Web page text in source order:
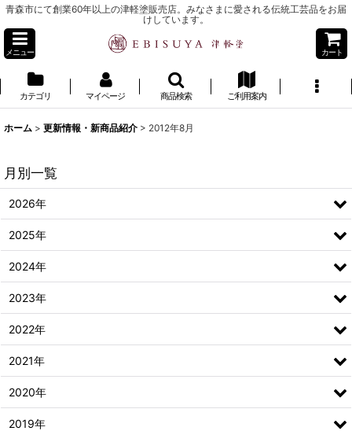
青森市にて創業60年以上の津軽塗販売店。みなさまに愛される伝統工芸品をお届
けしています。
メニュー カート
カテゴリ マイページ 商品検索 ご利用案内
ホーム > 更新情報・新商品紹介 > 2012年8月
月別一覧
2026年
2025年
2024年
2023年
2022年
2021年
2020年
2019年